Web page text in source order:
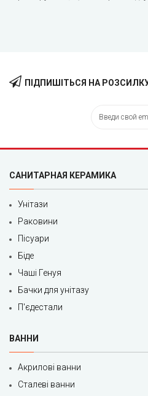
ПІДПИШІТЬСЯ НА
САНИТАРНАЯ КЕРАМИКА
Унітази
Раковини
Пісуари
Біде
Чаші Генуя
Бачки для унітазу
П'єдестали
ВАННИ
Акрилові ванни
Сталеві ванни